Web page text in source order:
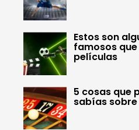
Estos son
famosos
películas
5 cosas que
sabías